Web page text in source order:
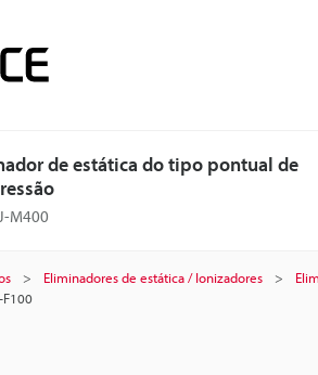
de estática do tipo pontual de
M400
Eliminadores de estática / Ionizadores